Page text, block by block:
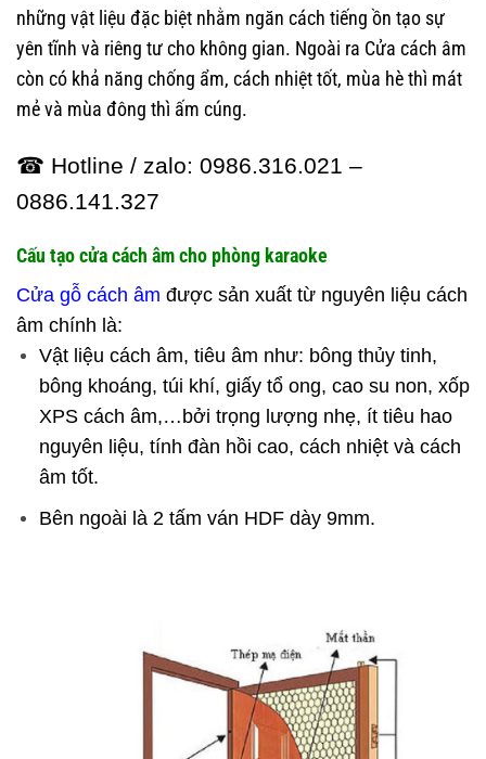
những vật liệu đặc biệt nhằm ngăn cách tiếng ồn tạo sự
yên tĩnh và riêng tư cho không gian. Ngoài ra Cửa cách âm
còn có khả năng chống ẩm, cách nhiệt tốt, mùa hè thì mát
mẻ và mùa đông thì ấm cúng.
☎ Hotline / zalo: 0986.316.021 –
0886.141.327
Cấu tạo cửa cách âm cho phòng karaoke
Cửa gỗ cách âm được sản xuất từ nguyên liệu cách
âm chính là:
Vật liệu cách âm, tiêu âm như: bông thủy tinh,
bông khoáng, túi khí, giấy tổ ong, cao su non, xốp
XPS cách âm,…bởi trọng lượng nhẹ, ít tiêu hao
nguyên liệu, tính đàn hồi cao, cách nhiệt và cách
âm tốt.
Bên ngoài là 2 tấm ván HDF dày 9mm.